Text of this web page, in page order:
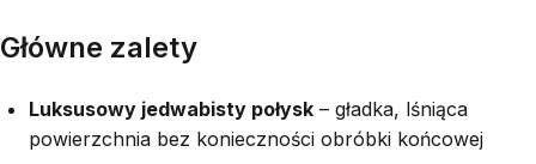
Główne zalety
Luksusowy jedwabisty połysk – gładka, lśniąca
powierzchnia bez konieczności obróbki końcowej